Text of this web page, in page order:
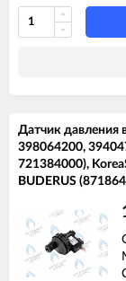
Датчик давления
398064200,
721384000),
BUDERUS